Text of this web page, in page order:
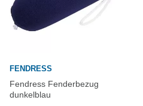
FENDRESS
Fendress Fenderbezug
dunkelblau